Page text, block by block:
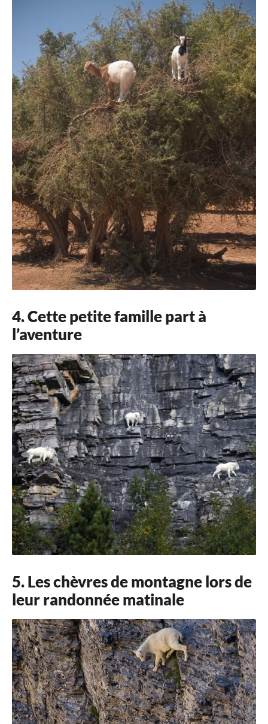
4. Cette petite famille part à
l’aventure
5. Les chèvres de montagne lors de
leur randonnée matinale